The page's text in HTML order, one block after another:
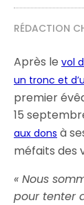
RÉDACTION
Après levol
un tronc et
premier
15
aux dons à
méfaits des
« Nous
pour tenter